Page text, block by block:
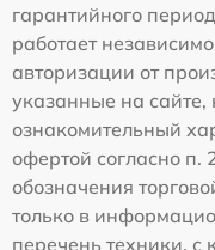
гарантийного
работает
авторизации от
указанные на сайте,
ознакомительный
офертой согласно п.
обозначения
только в
перечень техники,